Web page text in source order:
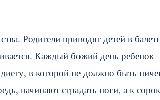
Родители приводят детей в
Каждый божий день ребенок
в которой не должно быть
начинают страдать ноги, а к